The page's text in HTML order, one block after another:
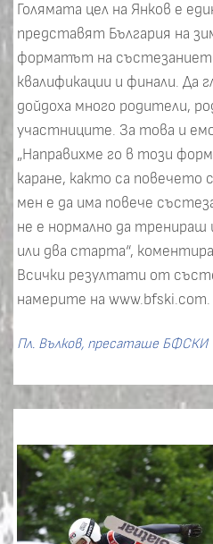
Голямата цел на Янков е
представят България на
форматът на
квалификации и финали. Да
дойдоха много родители,
участниците. За това и
„Направихме го в този
каране, както са повечето
мен е да има повече
не е нормално да тренираш
или два старта“,
Всички резултати от
намерите на www.bfski.com.
Пл. Вълков, пресаташе БФСКИ